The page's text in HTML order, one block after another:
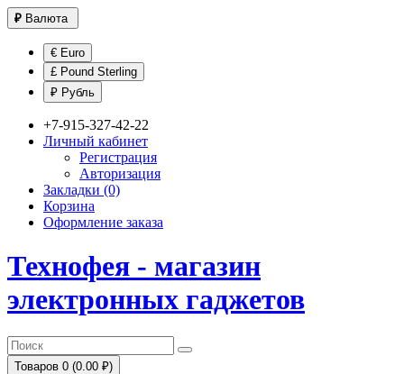
₽ Валюта
€ Euro
£ Pound Sterling
₽ Рубль
+7-915-327-42-22
Личный кабинет
Регистрация
Авторизация
Закладки (0)
Корзина
Оформление заказа
Технофея - магазин
электронных гаджетов
Товаров 0 (0.00 ₽)